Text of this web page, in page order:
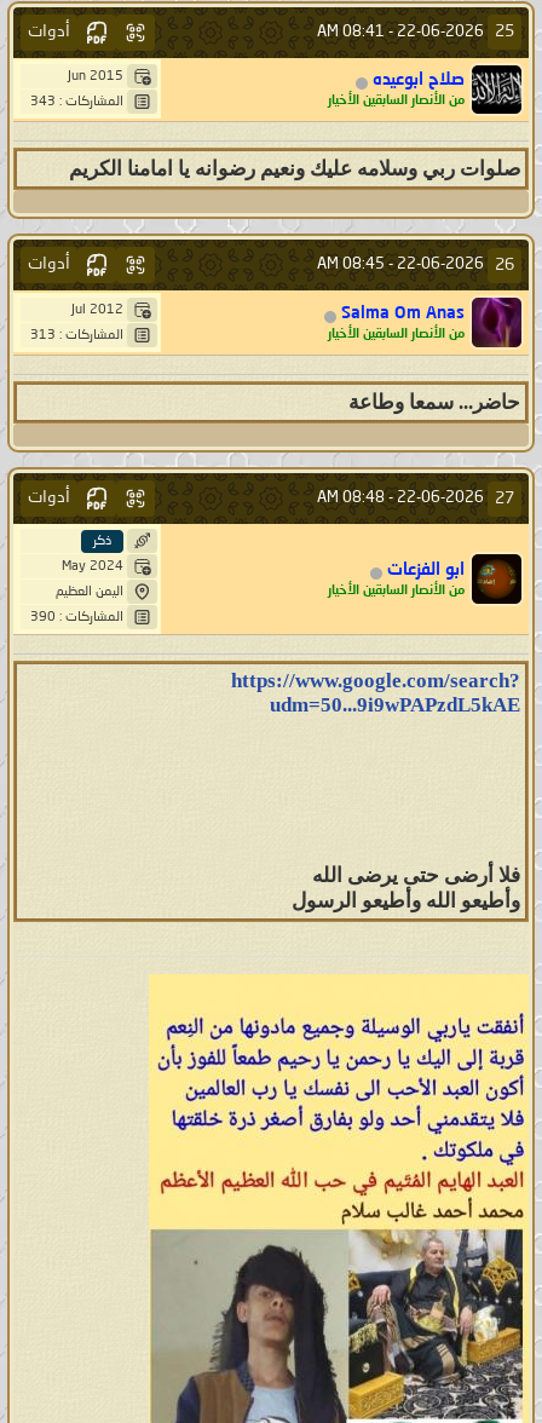
25
22-06-2026 -
08:41 AM أدوات
صلاح ابوعيده
من الأنصار السابقين الأخيار
Jun 2015
المشاركات : 343
صلوات ربي وسلامه عليك ونعيم رضوانه يا امامنا الكريم
26
22-06-2026 -
08:45 AM أدوات
Salma Om Anas
من الأنصار السابقين الأخيار
Jul 2012
المشاركات : 313
حاضر... سمعا وطاعة
27
22-06-2026 -
08:48 AM أدوات
ابو الفزعات
من الأنصار السابقين الأخيار
ذكر
May 2024
اليمن العظيم
المشاركات : 390
https://www.google.com/search?
udm=50...9i9wPAPzdL5kAE
فلا أرضى حتى يرضى الله
وأطيعو الله وأطيعو الرسول